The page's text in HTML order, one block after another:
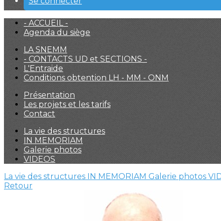
- ACCUEIL -
Agenda du siège
LA SNEMM
- CONTACTS UD et SECTIONS -
L'Entraide
Conditions obtention LH - MM - ONM
Présentation
Les projets et les tarifs
Contact
La vie des structures
IN MEMORIAM
Galerie photos
VIDEOS
La vie des structures IN MEMORIAM Galerie photos
Retour